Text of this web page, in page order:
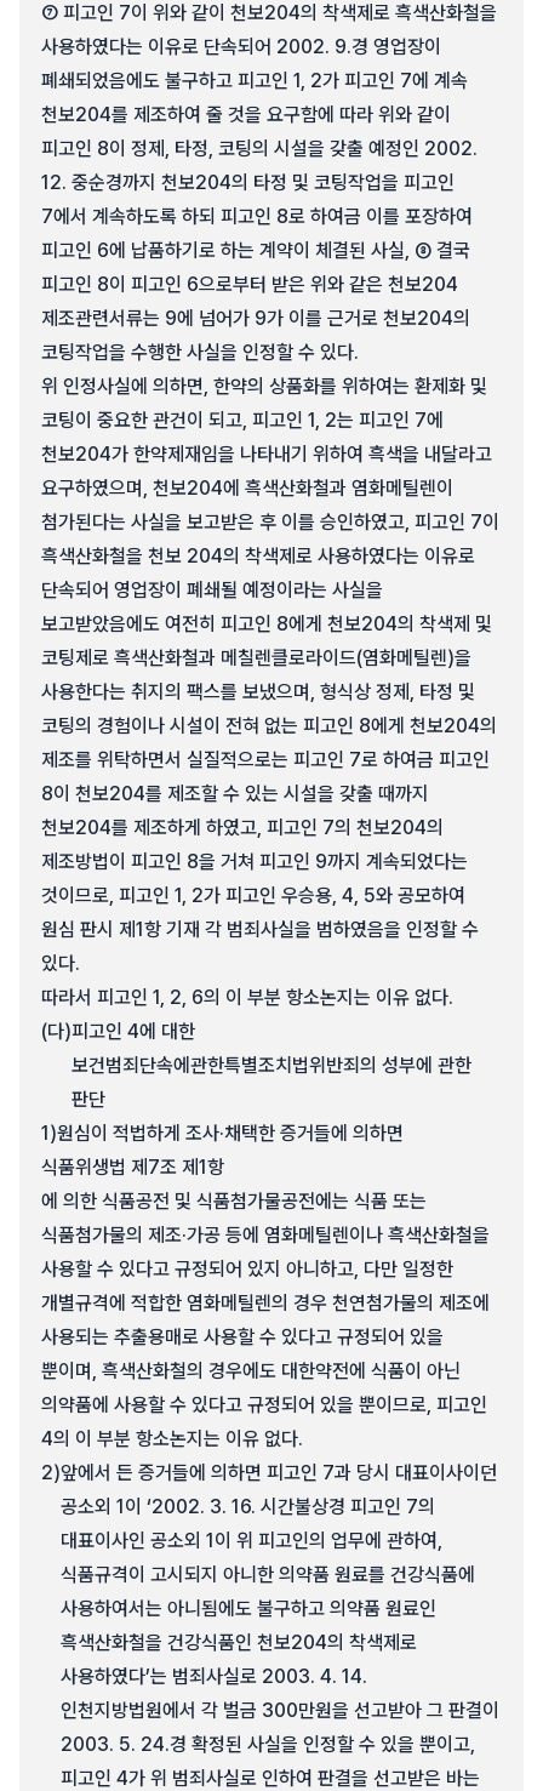
⑦ 피고인 7이 위와 같이 천보204의 착색제로 흑색산화철을
사용하였다는 이유로 단속되어 2002. 9.경 영업장이
폐쇄되었음에도 불구하고 피고인 1, 2가 피고인 7에 계속
천보204를 제조하여 줄 것을 요구함에 따라 위와 같이
피고인 8이 정제, 타정, 코팅의 시설을 갖출 예정인 2002.
12. 중순경까지 천보204의 타정 및 코팅작업을 피고인
7에서 계속하도록 하되 피고인 8로 하여금 이를 포장하여
피고인 6에 납품하기로 하는 계약이 체결된 사실, ⑧ 결국
피고인 8이 피고인 6으로부터 받은 위와 같은 천보204
제조관련서류는 9에 넘어가 9가 이를 근거로 천보204의
코팅작업을 수행한 사실을 인정할 수 있다.
위 인정사실에 의하면, 한약의 상품화를 위하여는 환제화 및
코팅이 중요한 관건이 되고, 피고인 1, 2는 피고인 7에
천보204가 한약제재임을 나타내기 위하여 흑색을 내달라고
요구하였으며, 천보204에 흑색산화철과 염화메틸렌이
첨가된다는 사실을 보고받은 후 이를 승인하였고, 피고인 7이
흑색산화철을 천보 204의 착색제로 사용하였다는 이유로
단속되어 영업장이 폐쇄될 예정이라는 사실을
보고받았음에도 여전히 피고인 8에게 천보204의 착색제 및
코팅제로 흑색산화철과 메칠렌클로라이드(염화메틸렌)을
사용한다는 취지의 팩스를 보냈으며, 형식상 정제, 타정 및
코팅의 경험이나 시설이 전혀 없는 피고인 8에게 천보204의
제조를 위탁하면서 실질적으로는 피고인 7로 하여금 피고인
8이 천보204를 제조할 수 있는 시설을 갖출 때까지
천보204를 제조하게 하였고, 피고인 7의 천보204의
제조방법이 피고인 8을 거쳐 피고인 9까지 계속되었다는
것이므로, 피고인 1, 2가 피고인 우승용, 4, 5와 공모하여
원심 판시 제1항 기재 각 범죄사실을 범하였음을 인정할 수
있다.
따라서 피고인 1, 2, 6의 이 부분 항소논지는 이유 없다.
(다)피고인 4에 대한
보건범죄단속에관한특별조치법위반죄의 성부에 관한
판단
1)원심이 적법하게 조사·채택한 증거들에 의하면
식품위생법 제7조 제1항
에 의한 식품공전 및 식품첨가물공전에는 식품 또는
식품첨가물의 제조·가공 등에 염화메틸렌이나 흑색산화철을
사용할 수 있다고 규정되어 있지 아니하고, 다만 일정한
개별규격에 적합한 염화메틸렌의 경우 천연첨가물의 제조에
사용되는 추출용매로 사용할 수 있다고 규정되어 있을
뿐이며, 흑색산화철의 경우에도 대한약전에 식품이 아닌
의약품에 사용할 수 있다고 규정되어 있을 뿐이므로, 피고인
4의 이 부분 항소논지는 이유 없다.
2)앞에서 든 증거들에 의하면 피고인 7과 당시 대표이사이던
공소외 1이 ‘2002. 3. 16. 시간불상경 피고인 7의
대표이사인 공소외 1이 위 피고인의 업무에 관하여,
식품규격이 고시되지 아니한 의약품 원료를 건강식품에
사용하여서는 아니됨에도 불구하고 의약품 원료인
흑색산화철을 건강식품인 천보204의 착색제로
사용하였다’는 범죄사실로 2003. 4. 14.
인천지방법원에서 각 벌금 300만원을 선고받아 그 판결이
2003. 5. 24.경 확정된 사실을 인정할 수 있을 뿐이고,
피고인 4가 위 범죄사실로 인하여 판결을 선고받은 바는